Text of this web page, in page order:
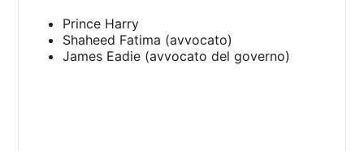
Prince Harry
Shaheed Fatima (avvocato)
James Eadie (avvocato del governo)